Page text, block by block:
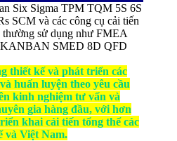
Six Sigma TPM TQM 5S 6S
SCM và các công cụ cải tiến
sử dụng như FMEA
SMED 8D QFD
thiết kế và phát triển các
huấn luyện theo yêu cầu
kinh nghiệm tư vấn và
gia hàng đầu, với hơn
khai cải tiến tổng thể các
và Việt Nam.